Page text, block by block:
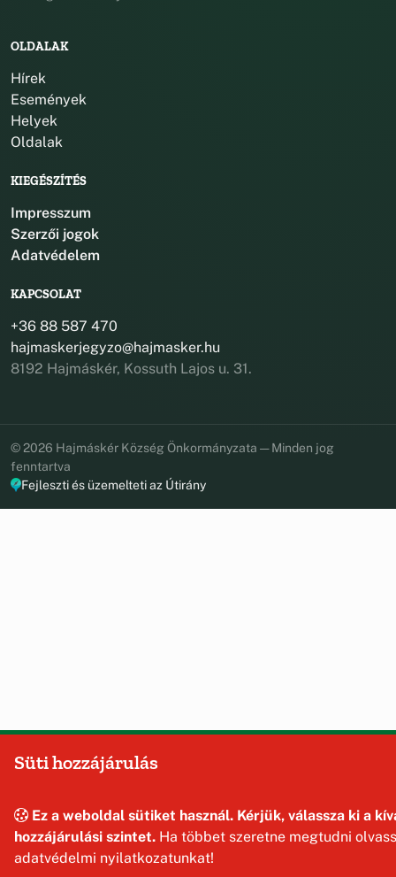
OLDALAK
Hírek
Események
Helyek
Oldalak
KIEGÉSZÍTÉS
Impresszum
Szerzői jogok
Adatvédelem
KAPCSOLAT
+36 88 587 470
hajmaskerjegyzo@hajmasker.hu
8192 Hajmáskér, Kossuth Lajos u. 31.
© 2026 Hajmáskér Község Önkormányzata — Minden jog
fenntartva
Fejleszti és üzemelteti az Útirány
Süti hozzájárulás
Ez a weboldal sütiket használ. Kérjük, válassza ki a
hozzájárulási szintet. Ha többet szeretne megtudni
adatvédelmi nyilatkozatunkat!